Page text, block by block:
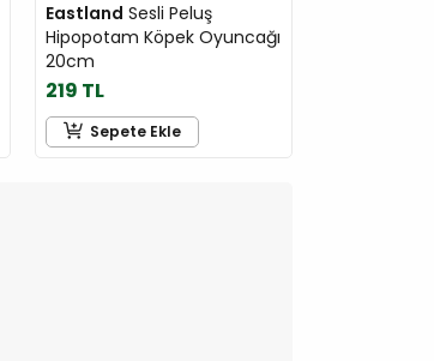
Eastland Sesli Peluş
Hipopotam Köpek Oyuncağı
20cm
219 TL
Sepete Ekle